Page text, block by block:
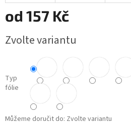
od 157 Kč
cena:
Zvolte variantu
Typ
fólie
Můžeme doručit do: Zvolte variantu